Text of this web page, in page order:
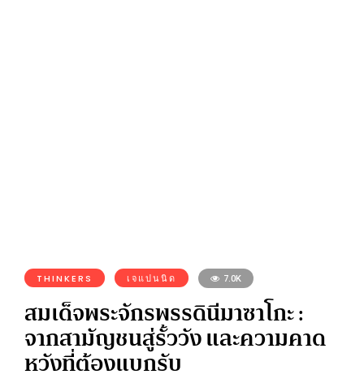
THINKERS เจแปนนิด 7.0K
สมเด็จพระจักรพรรดินีมาซาโกะ :
จากสามัญชนสู่รั้ววัง และความคาด
หวังที่ต้องแบกรับ